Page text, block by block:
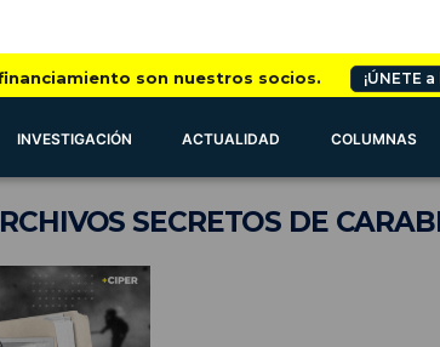
son nuestros socios. ¡ÚNETE
INVESTIGACIÓN ACTUALIDAD COLUMNAS
SECRETOS DE